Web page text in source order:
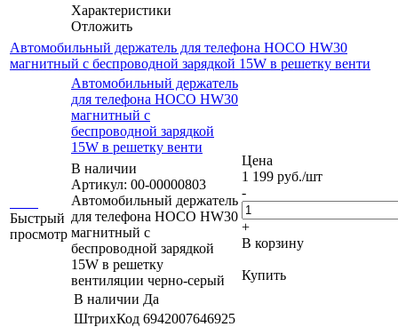
Характеристики
Отложить
Автомобильный держатель для телефона HOCO HW30
магнитный с беспроводной зарядкой 15W в решетку венти
Быстрый
просмотр
Автомобильный держатель
для телефона HOCO HW30
магнитный с
беспроводной зарядкой
15W в решетку венти
В наличии
Артикул: 00-00000803
Автомобильный держатель
для телефона HOCO HW30
магнитный с
беспроводной зарядкой
15W в решетку
вентиляции черно-серый
В наличии Да
ШтрихКод 6942007646925
Цена
1 199 руб./шт
-
+
В корзину
Купить